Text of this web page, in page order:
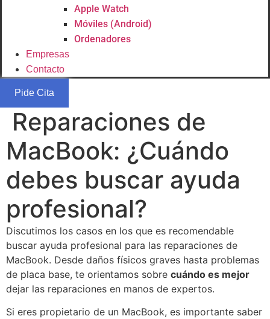
Apple Watch
Móviles (Android)
Ordenadores
Empresas
Contacto
Pide Cita
Reparaciones de
MacBook: ¿Cuándo
debes buscar ayuda
profesional?
Discutimos los casos en los que es recomendable
buscar ayuda profesional para las reparaciones de
MacBook. Desde daños físicos graves hasta problemas
de placa base, te orientamos sobre cuándo es mejor
dejar las reparaciones en manos de expertos.
Si eres propietario de un MacBook, es importante saber